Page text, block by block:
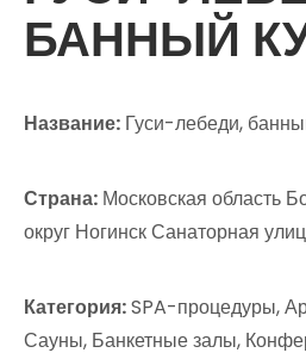
БАННЫЙ
Название: Гуси-лебеди,
Страна: Московская область
округ Ногинск Санаторная
Категория:SPA-процедуры,
Сауны, Банкетные залы,